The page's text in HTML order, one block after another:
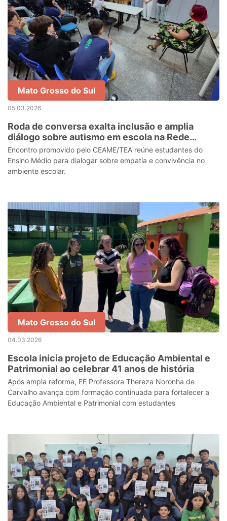
Mato Grosso do Sul
05.03.2026
Roda de conversa exalta inclusão e amplia
diálogo sobre autismo em escola na Rede
Estadual
Encontro promovido pelo CEAME/TEA reúne estudantes do
Ensino Médio para dialogar sobre empatia e convivência no
ambiente escolar.
Mato Grosso do Sul
04.03.2026
Escola inicia projeto de Educação Ambiental e
Patrimonial ao celebrar 41 anos de história
Após ampla reforma, EE Professora Thereza Noronha de
Carvalho avança com formação continuada para fortalecer a
Educação Ambiental e Patrimonial com estudantes